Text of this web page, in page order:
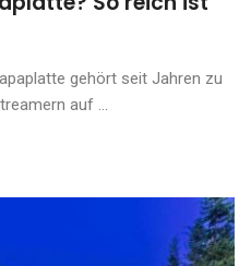
gehört seit Jahren zu
auf ...